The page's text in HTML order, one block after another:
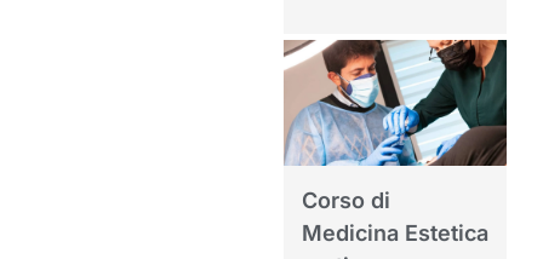
Corso di
Medicina Estetica